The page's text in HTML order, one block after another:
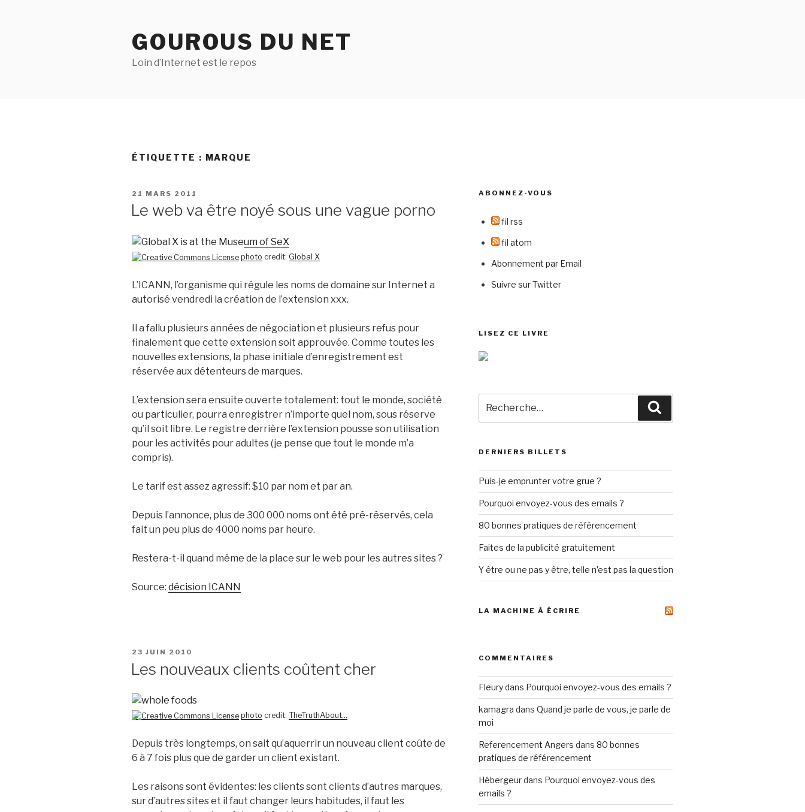
GOUROUS DU NET
Loin d’Internet est le repos
ÉTIQUETTE : MARQUE
PUBLIÉ
21 MARS 2011
Le web va être noyé sous une vague porno
photo credit: Global X
L’ICANN, l’organisme qui régule les noms de domaine sur Internet a
autorisé vendredi la création de l’extension xxx.
Il a fallu plusieurs années de négociation et plusieurs refus pour
finalement que cette extension soit approuvée. Comme toutes les
nouvelles extensions, la phase initiale d’enregistrement est
réservée aux détenteurs de marques.
L’extension sera ensuite ouverte totalement: tout le monde, société
ou particulier, pourra enregistrer n’importe quel nom, sous réserve
qu’il soit libre. Le registre derrière l’extension pousse son utilisation
pour les activités pour adultes (je pense que tout le monde m’a
compris).
Le tarif est assez agressif: $10 par nom et par an.
Depuis l’annonce, plus de 300 000 noms ont été pré-réservés, cela
fait un peu plus de 4000 noms par heure.
Restera-t-il quand même de la place sur le web pour les autres sites ?
Source: décision ICANN
PUBLIÉ
23 JUIN 2010
Les nouveaux clients coûtent cher
photo credit: TheTruthAbout…
Depuis très longtemps, on sait qu’aquerrir un nouveau client coûte de
6 à 7 fois plus que de garder un client existant.
Les raisons sont évidentes: les clients sont clients d’autres marques,
sur d’autres sites et il faut changer leurs habitudes, il faut les
ABONNEZ-VOUS
fil rss
fil atom
Abonnement par Email
Suivre sur Twitter
LISEZ CE LIVRE
pour
:
DERNIERS BILLETS
Puis-je emprunter votre grue ?
Pourquoi envoyez-vous des emails ?
80 bonnes pratiques de référencement
Faites de la publicité gratuitement
Y être ou ne pas y être, telle n’est pas la question
LA MACHINE À ÉCRIRE
COMMENTAIRES
Fleurydans Pourquoi envoyez-vous des emails ?
kamagra dans Quand je parle de vous, je parle de
moi
Referencement Angers dans 80 bonnes
pratiques de référencement
Hébergeurdans Pourquoi envoyez-vous des
emails ?